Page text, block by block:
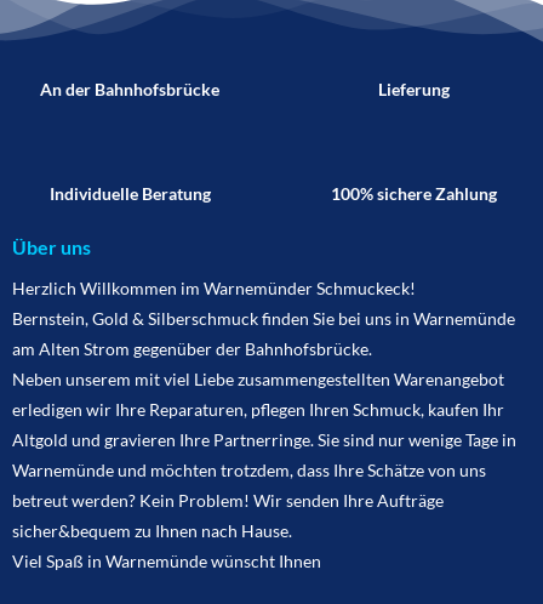
An der Bahnhofsbrücke Lieferung
Individuelle Beratung 100% sichere Zahlung
Über uns
Herzlich Willkommen im Warnemünder Schmuckeck!
Bernstein, Gold & Silberschmuck finden Sie bei uns in Warnemünde
am Alten Strom gegenüber der Bahnhofsbrücke.
Neben unserem mit viel Liebe zusammengestellten Warenangebot
erledigen wir Ihre Reparaturen, pflegen Ihren Schmuck, kaufen Ihr
Altgold und gravieren Ihre Partnerringe. Sie sind nur wenige Tage in
Warnemünde und möchten trotzdem, dass Ihre Schätze von uns
betreut werden? Kein Problem! Wir senden Ihre Aufträge
sicher&bequem zu Ihnen nach Hause.
Viel Spaß in Warnemünde wünscht Ihnen